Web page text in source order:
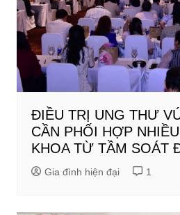
ĐIỀU TRỊ UNG THƯ
CẦN PHỐI HỢP
KHOA TỪ TẦM SOÁT
Gia đình hiện đại 1